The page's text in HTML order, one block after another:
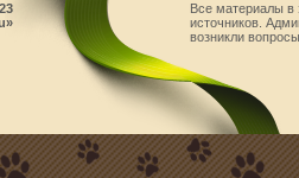
Все материалы в
источников.
возникли